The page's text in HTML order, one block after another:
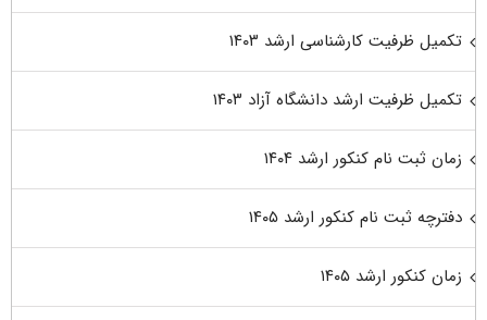
تکمیل ظرفیت کارشناسی ارشد ۱۴۰۳
تکمیل ظرفیت ارشد دانشگاه آزاد ۱۴۰۳
زمان ثبت نام کنکور ارشد ۱۴۰۴
دفترچه ثبت نام کنکور ارشد ۱۴۰۵
زمان کنکور ارشد ۱۴۰۵